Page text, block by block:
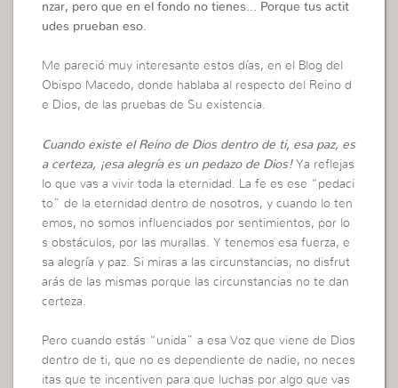
nzar, pero que en el fondo no tienes… Porque tus actit
udes prueban eso.
Me pareció muy interesante estos días, en el Blog del
Obispo Macedo, donde hablaba al respecto del Reino d
e Dios, de las pruebas de Su existencia.
Cuando existe el Reino de Dios dentro de ti, esa paz, es
a certeza, ¡esa alegría es un pedazo de Dios!Ya reflejas
lo que vas a vivir toda la eternidad. La fe es ese “pedaci
to” de la eternidad dentro de nosotros, y cuando lo ten
emos, no somos influenciados por sentimientos, por lo
s obstáculos, por las murallas. Y tenemos esa fuerza, e
sa alegría y paz. Si miras a las circunstancias, no disfrut
arás de las mismas porque las circunstancias no te dan
certeza.
Pero cuando estás “unida” a esa Voz que viene de Dios
dentro de ti, que no es dependiente de nadie, no neces
itas que te incentiven para que luchas por algo que vas